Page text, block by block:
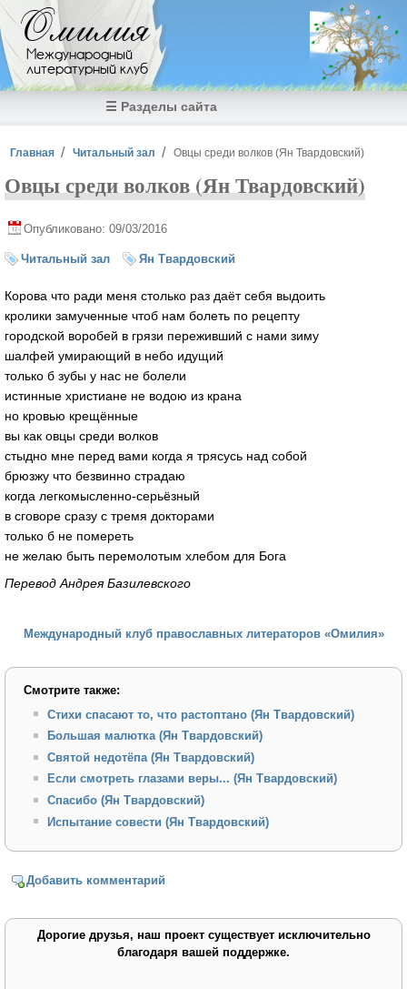
Перейти к основному содержанию
Омилия
Международный
литературный клуб
☰ Разделы сайта
Вы здесь
Главная Читальный зал Овцы среди волков (Ян Твардовский)
Овцы среди волков (Ян Твардовский)
Опубликовано: 09/03/2016
Читальный зал Ян Твардовский
Корова что ради меня столько раз даёт себя выдоить
кролики замученные чтоб нам болеть по рецепту
городской воробей в грязи переживший с нами зиму
шалфей умирающий в небо идущий
только б зубы у нас не болели
истинные христиане не водою из крана
но кровью крещённые
вы как овцы среди волков
стыдно мне перед вами когда я трясусь над собой
брюзжу что безвинно страдаю
когда легкомысленно-серьёзный
в сговоре сразу с тремя докторами
только б не помереть
не желаю быть перемолотым хлебом для Бога
Перевод Андрея Базилевского
Международный клуб православных литераторов «Омилия»
Смотрите также:
Стихи спасают то, что растоптано (Ян Твардовский)
Большая малютка (Ян Твардовский)
Святой недотёпа (Ян Твардовский)
Если смотреть глазами веры... (Ян Твардовский)
Спасибо (Ян Твардовский)
Испытание совести (Ян Твардовский)
Добавить комментарий
Дорогие друзья, наш проект существует исключительно
благодаря вашей поддержке.